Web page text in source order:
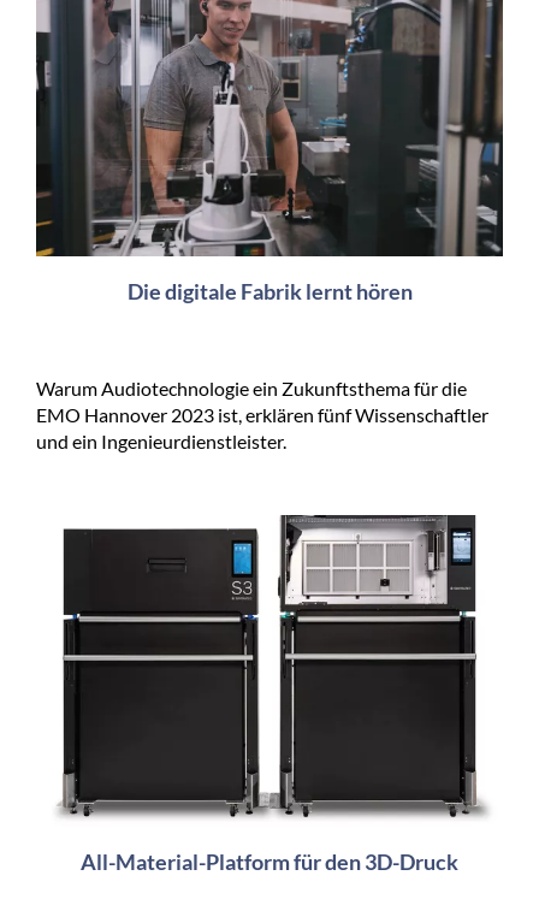
Die digitale Fabrik lernt hören
Warum Audiotechnologie ein Zukunftsthema für die
EMO Hannover 2023 ist, erklären fünf Wissenschaftler
und ein Ingenieurdienstleister.
All-Material-Platform für den 3D-Druck